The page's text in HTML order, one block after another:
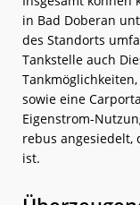
in Bad Doberan
des Standorts
Tankstelle auch
sowie eine
Eigenstrom-
rebus angesiedelt,
ist.